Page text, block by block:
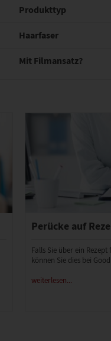
Produkttyp
Haarfaser
Mit Filmansatz?
Perücke auf
Falls Sie über ein
können Sie dies bei
weiterlesen...